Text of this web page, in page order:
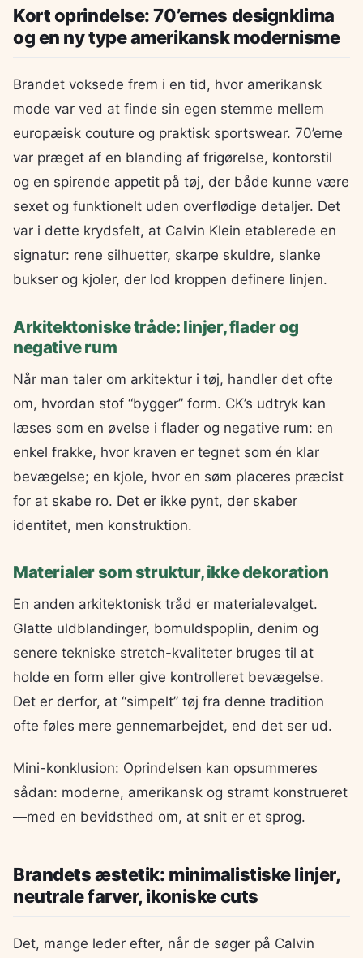
Kort oprindelse: 70’ernes designklima
og en ny type amerikansk modernisme
Brandet voksede frem i en tid, hvor amerikansk
mode var ved at finde sin egen stemme mellem
europæisk couture og praktisk sportswear. 70’erne
var præget af en blanding af frigørelse, kontorstil
og en spirende appetit på tøj, der både kunne være
sexet og funktionelt uden overflødige detaljer. Det
var i dette krydsfelt, at Calvin Klein etablerede en
signatur: rene silhuetter, skarpe skuldre, slanke
bukser og kjoler, der lod kroppen definere linjen.
Arkitektoniske tråde: linjer, flader og
negative rum
Når man taler om arkitektur i tøj, handler det ofte
om, hvordan stof “bygger” form. CK’s udtryk kan
læses som en øvelse i flader og negative rum: en
enkel frakke, hvor kraven er tegnet som én klar
bevægelse; en kjole, hvor en søm placeres præcist
for at skabe ro. Det er ikke pynt, der skaber
identitet, men konstruktion.
Materialer som struktur, ikke dekoration
En anden arkitektonisk tråd er materialevalget.
Glatte uldblandinger, bomuldspoplin, denim og
senere tekniske stretch-kvaliteter bruges til at
holde en form eller give kontrolleret bevægelse.
Det er derfor, at “simpelt” tøj fra denne tradition
ofte føles mere gennemarbejdet, end det ser ud.
Mini-konklusion: Oprindelsen kan opsummeres
sådan: moderne, amerikansk og stramt konstrueret
—med en bevidsthed om, at snit er et sprog.
Brandets æstetik: minimalistiske linjer,
neutrale farver, ikoniske cuts
Det, mange leder efter, når de søger på Calvin